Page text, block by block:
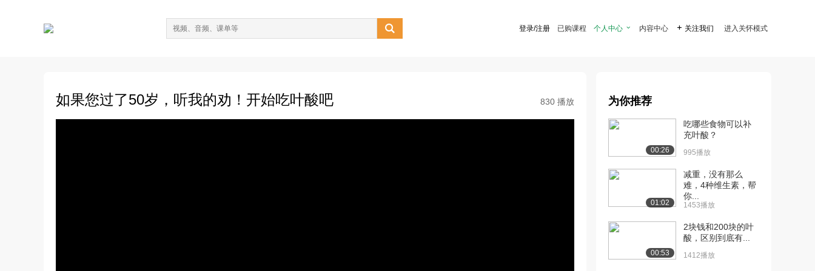
 登录/注册 已购课程 个人中心  内容中心  关注我们 进入关怀模式
如果您过了50岁，听我的劝！开始吃叶酸吧 830 播放 为你推荐
00:26
吃哪些食物可以补
充叶酸？
995播放
01:02
减重，没有那么
难，4种维生素，帮
你...
1453播放
00:53
2块钱和200块的叶
酸，区别到底有...
1412播放